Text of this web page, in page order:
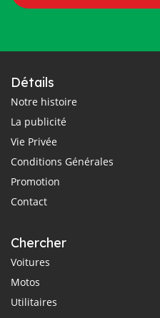
Détails
Notre histoire
La publicité
Vie Privée
Conditions Générales
Promotion
Contact
Chercher
Voitures
Motos
Utilitaires